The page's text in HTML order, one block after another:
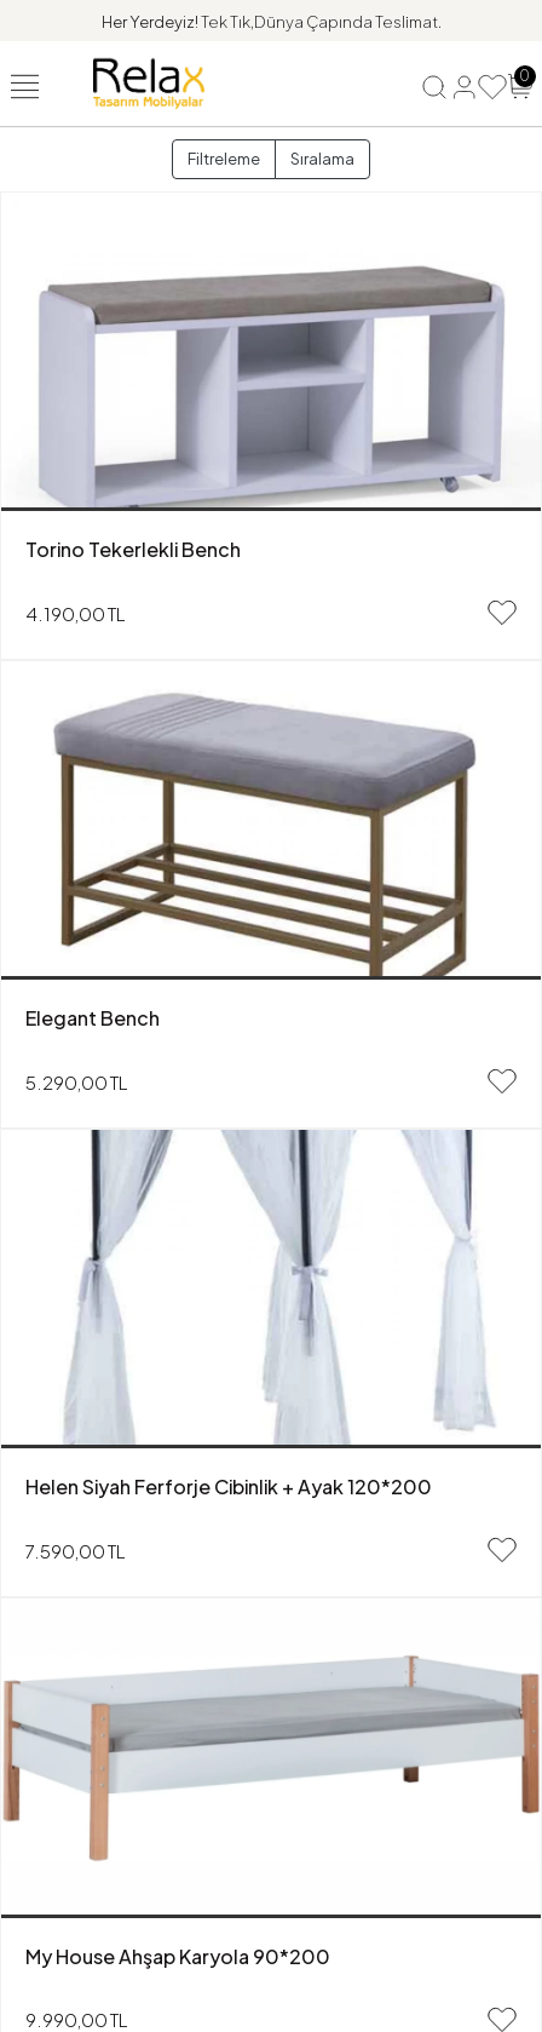
Her Yerdeyiz!Tek Tık,Dünya Çapında Teslimat.
0
Filtreleme Sıralama
Torino Tekerlekli Bench
4.190,00 TL
Elegant Bench
5.290,00 TL
Helen Siyah Ferforje Cibinlik + Ayak 120*200
7.590,00 TL
My House Ahşap Karyola 90*200
9.990,00 TL